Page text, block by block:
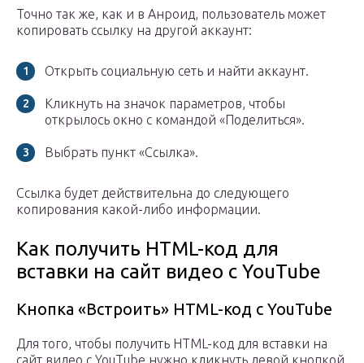
Точно так же, как и в Анроид, пользователь может
копировать ссылку на другой аккаунт:
Открыть социальную сеть и найти аккаунт.
Кликнуть на значок параметров, чтобы
открылось окно с командой «Поделиться».
Выбрать пункт «Ссылка».
Ссылка будет действительна до следующего
копирования какой-либо информации.
Как получить HTML-код для
вставки на сайт видео с YouTube
Кнопка «Встроить» HTML-код с YouTube
Для того, чтобы получить HTML-код для вставки на
сайт видео с YouTube нужно кликнуть левой кнопкой